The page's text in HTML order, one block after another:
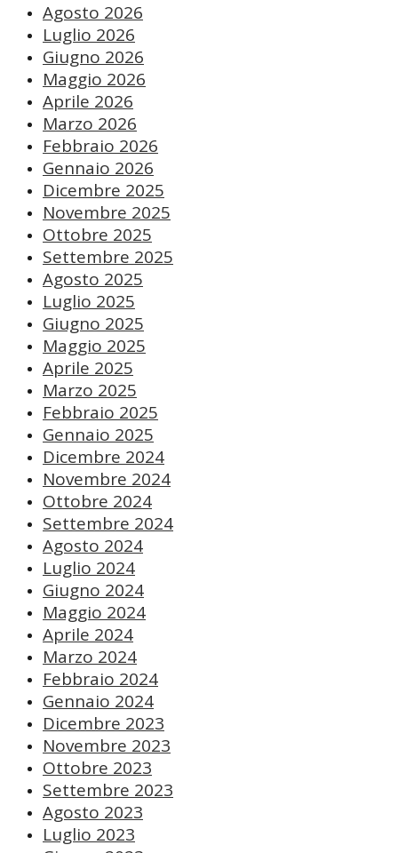
Agosto 2026
Luglio 2026
Giugno 2026
Maggio 2026
Aprile 2026
Marzo 2026
Febbraio 2026
Gennaio 2026
Dicembre 2025
Novembre 2025
Ottobre 2025
Settembre 2025
Agosto 2025
Luglio 2025
Giugno 2025
Maggio 2025
Aprile 2025
Marzo 2025
Febbraio 2025
Gennaio 2025
Dicembre 2024
Novembre 2024
Ottobre 2024
Settembre 2024
Agosto 2024
Luglio 2024
Giugno 2024
Maggio 2024
Aprile 2024
Marzo 2024
Febbraio 2024
Gennaio 2024
Dicembre 2023
Novembre 2023
Ottobre 2023
Settembre 2023
Agosto 2023
Luglio 2023